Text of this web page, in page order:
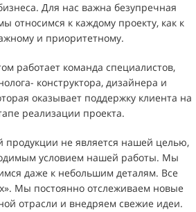
Для нас важна безупречная
относимся к каждому проекту, как к
и приоритетному.
работает команда специалистов,
конструктора, дизайнера и
оказывает поддержку клиента на
реализации проекта.
продукции не является нашей целью,
условием нашей работы. Мы
даже к небольшим деталям. Все
Мы постоянно отслеживаем новые
отрасли и внедряем свежие идеи.